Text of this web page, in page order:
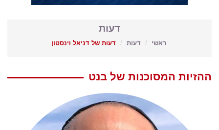
דעות
ראשי דעות דעות של דניאל וינסטון
ההזיות המסוכנות של בנט